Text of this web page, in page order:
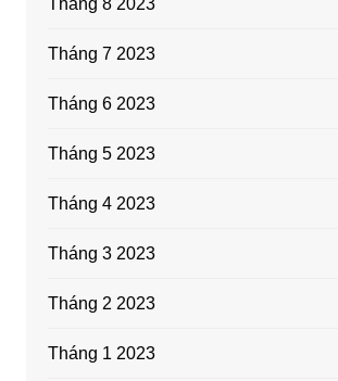
Tháng 8 2023
Tháng 7 2023
Tháng 6 2023
Tháng 5 2023
Tháng 4 2023
Tháng 3 2023
Tháng 2 2023
Tháng 1 2023